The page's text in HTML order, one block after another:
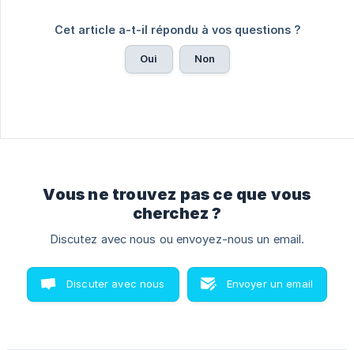
Cet article a-t-il répondu à vos questions ?
Oui Non
Vous ne trouvez pas ce que vous
cherchez ?
Discutez avec nous ou envoyez-nous un email.
Discuter avec nous Envoyer un email